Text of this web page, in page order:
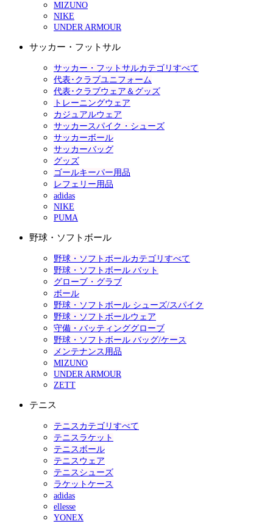
MIZUNO
NIKE
UNDER ARMOUR
サッカー・フットサル
サッカー・フットサルカテゴリすべて
代表･クラブユニフォーム
代表･クラブウェア＆グッズ
トレーニングウェア
カジュアルウェア
サッカースパイク・シューズ
サッカーボール
サッカーバッグ
グッズ
ゴールキーパー用品
レフェリー用品
adidas
NIKE
PUMA
野球・ソフトボール
野球・ソフトボールカテゴリすべて
野球・ソフトボール バット
グローブ・グラブ
ボール
野球・ソフトボール シューズ/スパイク
野球・ソフトボールウェア
守備・バッティンググローブ
野球・ソフトボール バッグ/ケース
メンテナンス用品
MIZUNO
UNDER ARMOUR
ZETT
テニス
テニスカテゴリすべて
テニスラケット
テニスボール
テニスウェア
テニスシューズ
ラケットケース
adidas
ellesse
YONEX